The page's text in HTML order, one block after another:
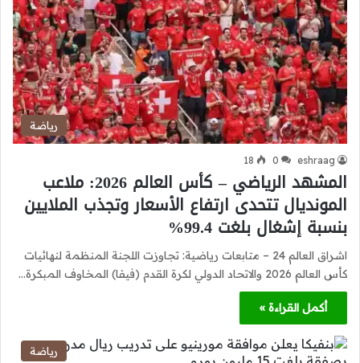
رياضة
eshraag
0
18
المشهد الرياضي – كأس العالم 2026: ملاعب
المونديال تتحدى ارتفاع الأسعار وتجذب الملايين
بنسبة إشغال بلغت 99.4%
اشراق العالم 24 – متابعات رياضية: تجاوزت اللجنة المنظمة لنهائيات
كأس العالم 2026 والاتحاد الدولي لكرة القدم (فيفا) المخاوف المبكرة…
أكمل القراءة »
رياضة